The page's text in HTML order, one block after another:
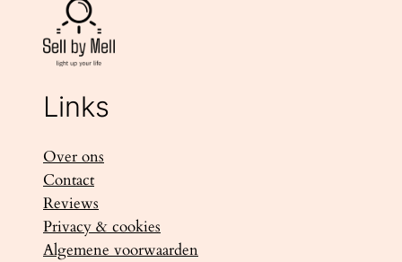
Links
Over ons
Contact
Reviews
Privacy & cookies
Algemene voorwaarden